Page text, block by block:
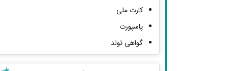
کارت ملی
پاسپورت
گواهی تولد